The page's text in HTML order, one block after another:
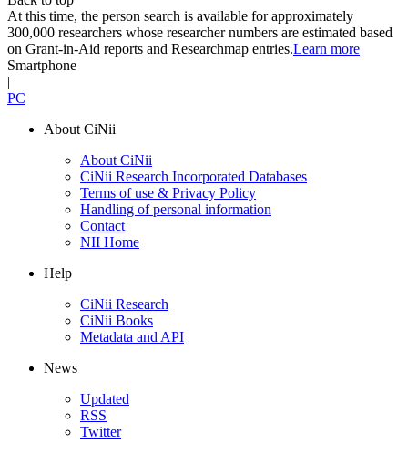
At this time, the person search is available for approximately
300,000 researchers whose researcher numbers are estimated based
on Grant-in-Aid reports and Researchmap entries.Learn more
Smartphone
|
PC
About CiNii
About CiNii
CiNii Research Incorporated Databases
Terms of use & Privacy Policy
Handling of personal information
Contact
NII Home
Help
CiNii Research
CiNii Books
Metadata and API
News
Updated
RSS
Twitter